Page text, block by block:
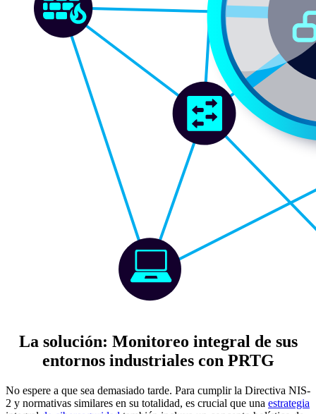
La solución: Monitoreo integral de sus
entornos industriales con PRTG
No espere a que sea demasiado tarde. Para cumplir la Directiva NIS-
2 y normativas similares en su totalidad, es crucial que una estrategia